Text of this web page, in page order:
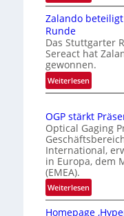
I
n
e
r
n
a
o
n
a
l
V
i
s
Zalando
Runde
Das Stuttgarter
Sereact hat
gewonnen.
Weiterlesen:
Z
l
a
n
d
e
t
OGP stärkt
Optical Gaging
International,
in Europa, dem
(EMEA).
Weiterlesen:
O
G
Homepage